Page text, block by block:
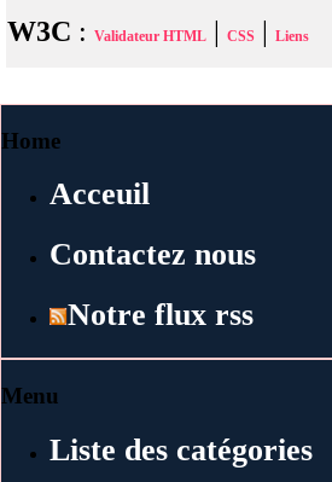
W3C : Validateur HTML | CSS | Liens
Home
Acceuil
Contactez nous
Notre flux rss
Menu
Liste des catégories